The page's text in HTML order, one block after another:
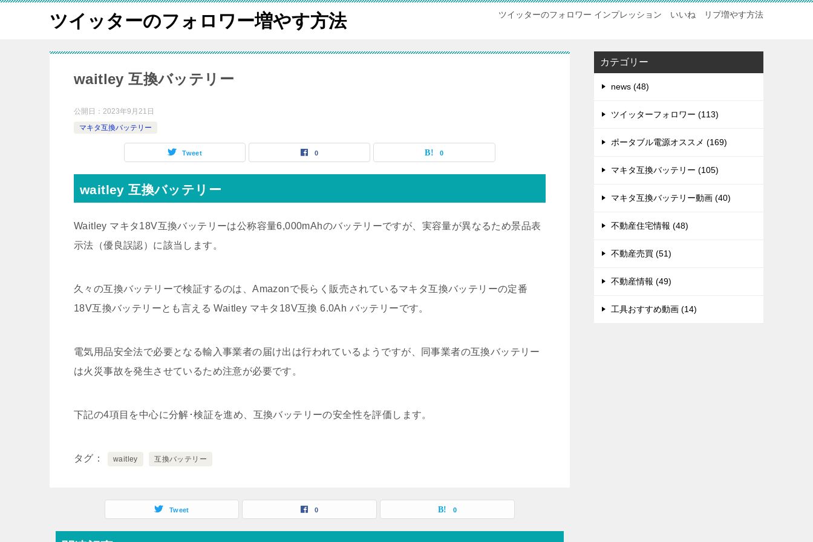
ツイッターのフォロワー増やす方法 ツイッターのフォロワー インプレッション いいね リプ増やす方法
waitley 互換バッテリー
公開日： 2023年9月21日
マキタ互換バッテリー
Tweet 0 0
waitley 互換バッテリー
Waitley マキタ18V互換バッテリーは公称容量6,000mAhのバッテリーですが、実容量が異なるため景品表
示法（優良誤認）に該当します。
久々の互換バッテリーで検証するのは、Amazonで長らく販売されているマキタ互換バッテリーの定番
18V互換バッテリーとも言える Waitley マキタ18V互換 6.0Ah バッテリーです。
電気用品安全法で必要となる輸入事業者の届け出は行われているようですが、同事業者の互換バッテリー
は火災事故を発生させているため注意が必要です。
下記の4項目を中心に分解･検証を進め、互換バッテリーの安全性を評価します。
タグ waitley 互換バッテリー
Tweet 0 0
カテゴリー
news (48)
ツイッターフォロワー (113)
ポータブル電源オススメ (169)
マキタ互換バッテリー (105)
マキタ互換バッテリー動画 (40)
不動産住宅情報 (48)
不動産売買 (51)
不動産情報 (49)
工具おすすめ動画 (14)